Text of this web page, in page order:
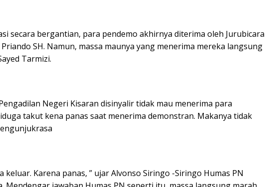
secara bergantian, para pendemo akhirnya diterima oleh Jurubicara
SH. Namun, massa maunya yang menerima mereka langsung
Tarmizi.
Negeri Kisaran disinyalir tidak mau menerima para
takut kena panas saat menerima demonstran. Makanya tidak
keluar. Karena panas, ” ujar Alvonso Siringo -Siringo Humas PN